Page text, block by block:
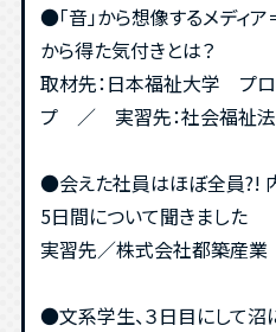
●「音」から想像するメディ
から得た気付きとは？
取材先：日本福祉大学 プロ
プ ／ 実習先：社会福祉法
●会えた社員はほぼ全員?!
5日間について聞きました
実習先／株式会社都築産業
●文系学生、３日目にして